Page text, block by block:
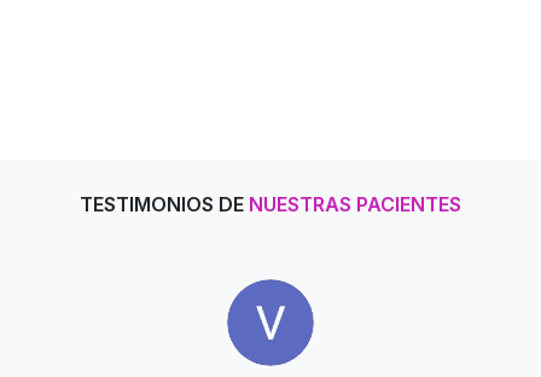
TESTIMONIOS DE NUESTRAS PACIENTES